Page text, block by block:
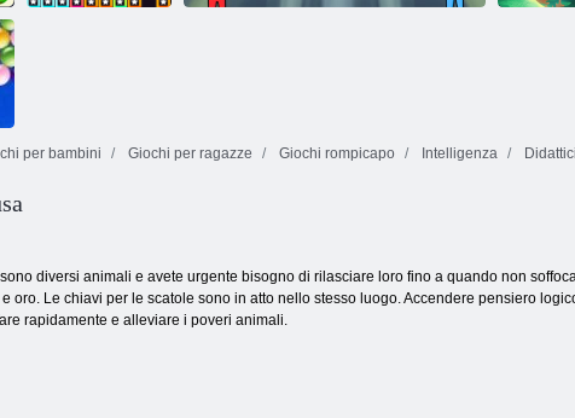
per bambini Giochi per ragazze Giochi rompicapo Intelligenza Didattici
diversi animali e avete urgente bisogno di rilasciare loro fino a quando non
oro. Le chiavi per le scatole sono in atto nello stesso luogo. Accendere pensiero
rapidamente e alleviare i poveri animali.